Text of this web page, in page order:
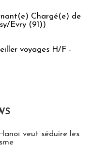
Chargé(e) de
Evry (91))
voyages H/F -
veut séduire les